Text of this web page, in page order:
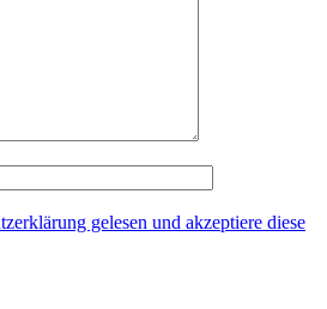
gelesen und akzeptiere diese